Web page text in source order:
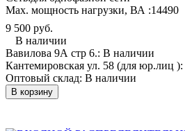
Мах. мощность нагрузки, ВА :14490
9 500 руб.
В наличии
Вавилова 9А стр 6.: В наличии
Кантемировская ул. 58 (для юр.лиц ):
Оптовый склад: В наличии
В корзину